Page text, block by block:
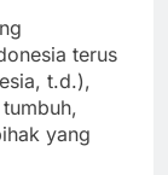
terus
t.d.),
yang